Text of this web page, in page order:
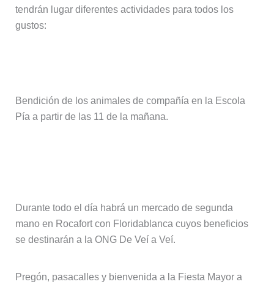
tendrán lugar diferentes actividades para todos los
gustos:
Bendición de los animales de compañía en la Escola
Pía a partir de las 11 de la mañana.
Durante todo el día habrá un mercado de segunda
mano en Rocafort con Floridablanca cuyos beneficios
se destinarán a la ONG De Veí a Veí.
Pregón, pasacalles y bienvenida a la Fiesta Mayor a